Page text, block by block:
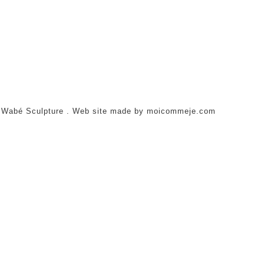
Sculpture . Web site made by moicommeje.com